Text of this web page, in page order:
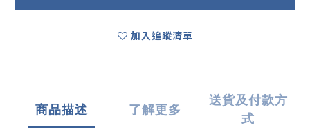
加入追蹤清單
商品描述 了解更多
送貨及付款方
式